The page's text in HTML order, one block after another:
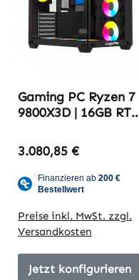
Gaming PC Ryzen 7
9800X3D | 16GB RTX
DDR5-6000 |
Try2709_yt 2,6K
Edition
3.080,85 €
Preise inkl. MwSt. zzgl.
Versandkosten
Jetzt konfigurieren